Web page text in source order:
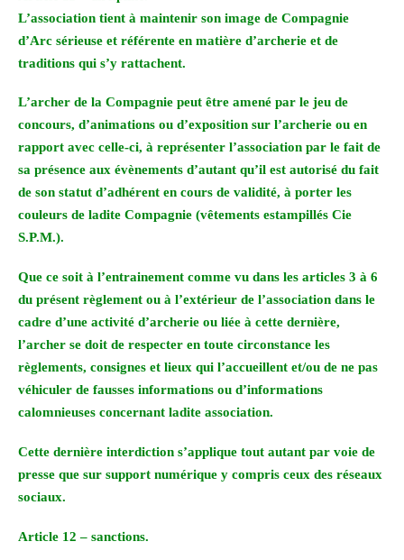
L’association tient à maintenir son image de Compagnie
d’Arc sérieuse et référente en matière d’archerie et de
traditions qui s’y rattachent.
L’archer de la Compagnie peut être amené par le jeu de
concours, d’animations ou d’exposition sur l’archerie ou en
rapport avec celle-ci, à représenter l’association par le fait de
sa présence aux évènements d’autant qu’il est autorisé du fait
de son statut d’adhérent en cours de validité, à porter les
couleurs de ladite Compagnie (vêtements estampillés Cie
S.P.M.).
Que ce soit à l’entrainement comme vu dans les articles 3 à 6
du présent règlement ou à l’extérieur de l’association dans le
cadre d’une activité d’archerie ou liée à cette dernière,
l’archer se doit de respecter en toute circonstance les
règlements, consignes et lieux qui l’accueillent et/ou de ne pas
véhiculer de fausses informations ou d’informations
calomnieuses concernant ladite association.
Cette dernière interdiction s’applique tout autant par voie de
presse que sur support numérique y compris ceux des réseaux
sociaux.
Article 12 – sanctions.